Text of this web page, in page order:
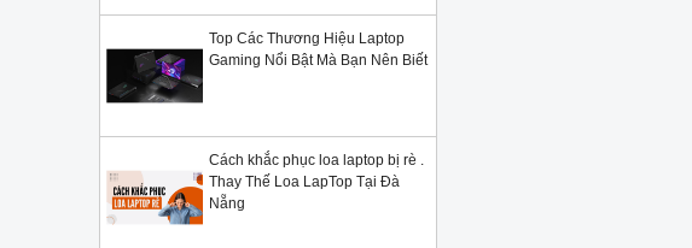
Top Các Thương Hiệu Laptop
Gaming Nổi Bật Mà Bạn Nên Biết
Cách khắc phục loa laptop bị rè .
Thay Thế Loa LapTop Tại Đà
Nẵng